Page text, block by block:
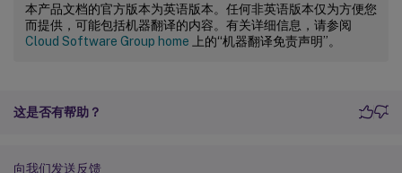
本产品文档的官方版本为英语版本。任何非英语版本仅为方便您
而提供，可能包括机器翻译的内容。有关详细信息，请参阅
Cloud Software Group home 上的“机器翻译免责声明”。
这是否有帮助？
向我们发送反馈